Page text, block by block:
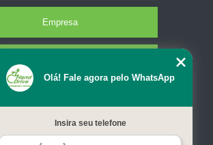
Empresa
Contato
Olá! Fale agora pelo WhatsApp
Insira seu telefone